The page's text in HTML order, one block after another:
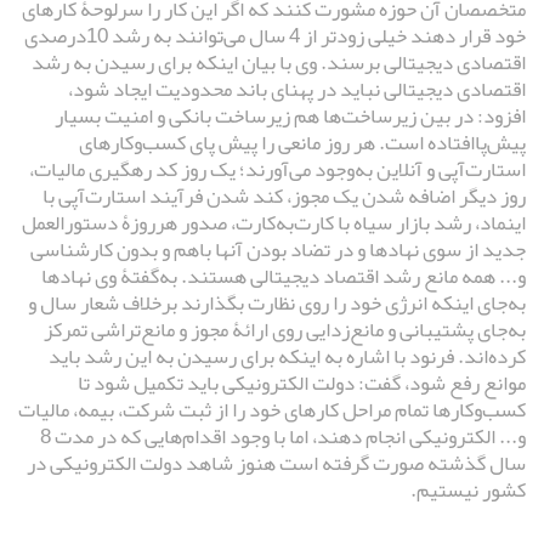
متخصصان آن حوزه مشورت کنند که اگر این کار را سرلوحۀ کارهای
خود قرار دهند خیلی زودتر از 4 سال می‌توانند به رشد 10درصدی
اقتصادی دیجیتالی برسند. وی با بیان اینکه برای رسیدن به رشد
اقتصادی دیجیتالی نباید در پهنای باند محدودیت ایجاد شود،
افزود: در بین زیرساخت‌ها هم زیرساخت بانکی و امنیت بسیار
پیش‌پا‌افتاده است. هر روز مانعی را پیش پای کسب‌و‌کارهای
استارت‌آپی و آنلاین به‌وجود می‌آورند؛ یک روز کد رهگیری مالیات،
روز دیگر اضافه شدن یک مجوز، کند شدن فرآیند استارت‌آپی با
اینماد، رشد بازار سیاه با کارت‌به‌کارت، صدور هرروزۀ دستورالعمل
جدید از سوی نهادها و در تضاد بودن آنها باهم و بدون کارشناسی
و... همه مانع رشد اقتصاد دیجیتالی هستند. به‌گفتۀ وی نهادها
به‌جای اینکه انرژی خود را روی نظارت بگذارند برخلاف شعار سال و
به‌جای پشتیبانی و مانع‌زدایی روی ارائۀ مجوز و مانع‌تراشی تمرکز
کرده‌اند. فرنود با اشاره به اینکه برای رسیدن به این رشد باید
موانع رفع شود، گفت: دولت الکترونیکی باید تکمیل شود تا
کسب‌وکارها تمام مراحل کارهای خود را از ثبت شرکت، بیمه، مالیات
و... الکترونیکی انجام دهند، اما با وجود اقدام‌هایی که در مدت 8
سال گذشته صورت گرفته است هنوز شاهد دولت الکترونیکی در
کشور نیستیم.